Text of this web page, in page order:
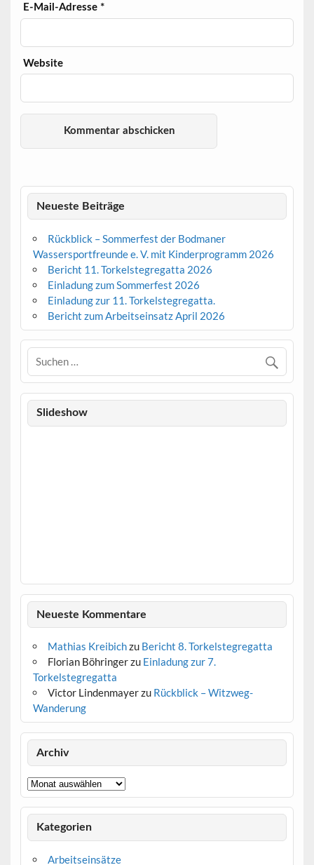
E-Mail-Adresse *
Website
Neueste Beiträge
Rückblick – Sommerfest der Bodmaner
Wassersportfreunde e. V. mit Kinderprogramm 2026
Bericht 11. Torkelstegregatta 2026
Einladung zum Sommerfest 2026
Einladung zur 11. Torkelstegregatta.
Bericht zum Arbeitseinsatz April 2026
Slideshow
Neueste Kommentare
Mathias Kreibichzu Bericht 8. Torkelstegregatta
Florian Böhringerzu Einladung zur 7.
Torkelstegregatta
Victor Lindenmayerzu Rückblick – Witzweg-
Wanderung
Archiv
Archiv
Kategorien
Arbeitseinsätze